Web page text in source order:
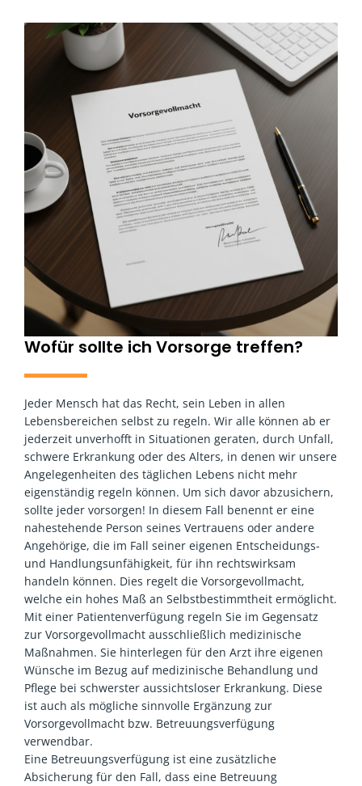
Wofür sollte ich Vorsorge treffen?
Jeder Mensch hat das Recht, sein Leben in allen
Lebensbereichen selbst zu regeln. Wir alle können ab er
jederzeit unverhofft in Situationen geraten, durch Unfall,
schwere Erkrankung oder des Alters, in denen wir unsere
Angelegenheiten des täglichen Lebens nicht mehr
eigenständig regeln können. Um sich davor abzusichern,
sollte jeder vorsorgen! In diesem Fall benennt er eine
nahestehende Person seines Vertrauens oder andere
Angehörige, die im Fall seiner eigenen Ent­scheidungs-
und Handlungs­un­fähig­keit, für ihn rechtswirksam
handeln können. Dies regelt die Vorsorgevollmacht,
welche ein hohes Maß an Selbstbestimmtheit ermöglicht.
Mit einer Patientenverfügung regeln Sie im Gegensatz
zur Vorsorgevollmacht ausschließlich medizinische
Maßnahmen. Sie hinterlegen für den Arzt ihre eigenen
Wünsche im Bezug auf medizinische Behandlung und
Pflege bei schwerster aussichtsloser Erkrankung. Diese
ist auch als mögliche sinnvolle Ergänzung zur
Vorsorgevollmacht bzw. Betreuungsverfügung
verwendbar.
Eine Betreuungsverfügung ist eine zusätzliche
Absicherung für den Fall, dass eine Betreuung